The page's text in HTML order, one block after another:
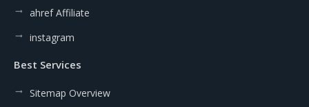
ahref Affiliate
instagram
Best Services
Sitemap Overview